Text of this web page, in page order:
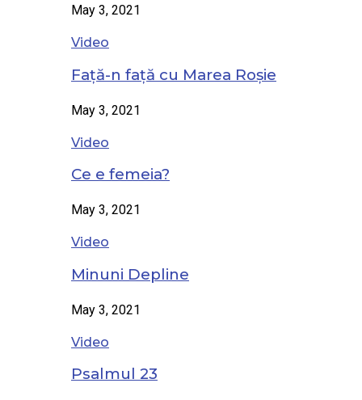
May 3, 2021
Video
Față-n față cu Marea Roșie
May 3, 2021
Video
Ce e femeia?
May 3, 2021
Video
Minuni Depline
May 3, 2021
Video
Psalmul 23